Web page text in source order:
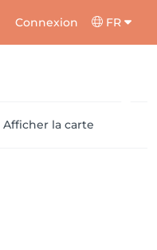
Connexion FR
Afficher la carte